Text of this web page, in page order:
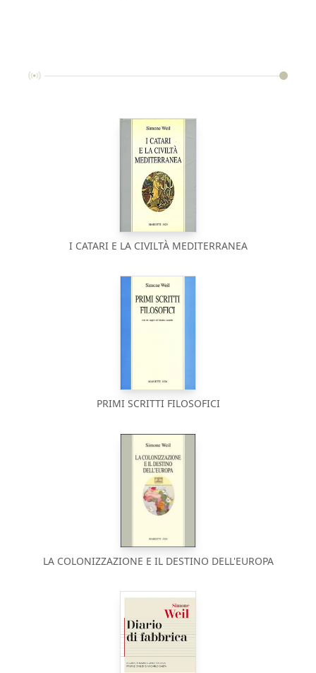
I CATARI E LA CIVILTÀ MEDITERRANEA
PRIMI SCRITTI FILOSOFICI
LA COLONIZZAZIONE E IL DESTINO DELL'EUROPA